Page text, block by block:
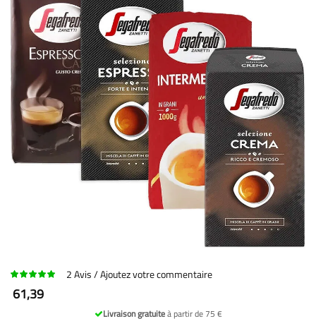
2Avis Ajoutez votre commentaire
61,39
Livraison gratuiteà partir de 75 €